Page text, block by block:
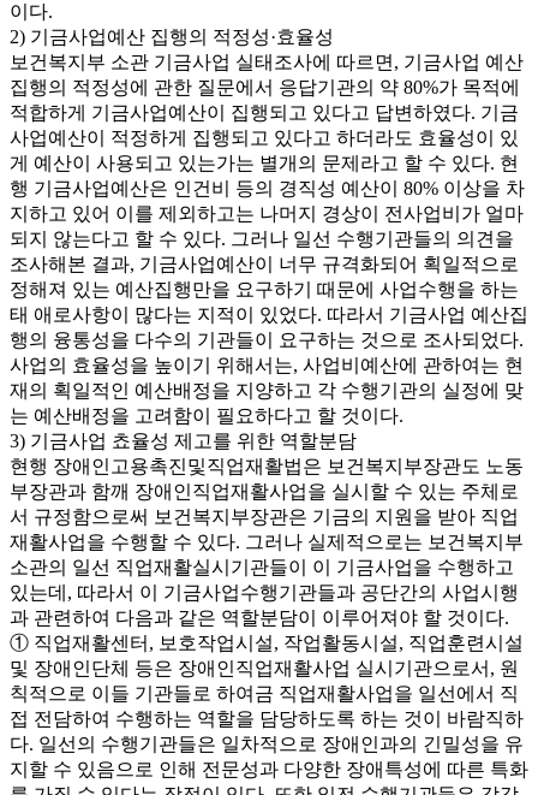
이다.
2) 기금사업예산 집행의 적정성·효율성
보건복지부 소관 기금사업 실태조사에 따르면, 기금사업 예산
집행의 적정성에 관한 질문에서 응답기관의 약 80%가 목적에
적합하게 기금사업예산이 집행되고 있다고 답변하였다. 기금
사업예산이 적정하게 집행되고 있다고 하더라도 효율성이 있
게 예산이 사용되고 있는가는 별개의 문제라고 할 수 있다. 현
행 기금사업예산은 인건비 등의 경직성 예산이 80% 이상을 차
지하고 있어 이를 제외하고는 나머지 경상이 전사업비가 얼마
되지 않는다고 할 수 있다. 그러나 일선 수행기관들의 의견을
조사해본 결과, 기금사업예산이 너무 규격화되어 획일적으로
정해져 있는 예산집행만을 요구하기 때문에 사업수행을 하는
태 애로사항이 많다는 지적이 있었다. 따라서 기금사업 예산집
행의 융통성을 다수의 기관들이 요구하는 것으로 조사되었다.
사업의 효율성을 높이기 위해서는, 사업비예산에 관하여는 현
재의 획일적인 예산배정을 지양하고 각 수행기관의 실정에 맞
는 예산배정을 고려함이 필요하다고 할 것이다.
3) 기금사업 쵸율성 제고를 위한 역할분담
현행 장애인고용촉진및직업재활법은 보건복지부장관도 노동
부장관과 함깨 장애인직업재활사업을 실시할 수 있는 주체로
서 규정함으로써 보건복지부장관은 기금의 지원을 받아 직업
재활사업을 수행할 수 있다. 그러나 실제적으로는 보건복지부
소관의 일선 직업재활실시기관들이 이 기금사업을 수행하고
있는데, 따라서 이 기금사업수행기관들과 공단간의 사업시행
과 관련하여 다음과 같은 역할분담이 이루어져야 할 것이다.
① 직업재활센터, 보호작업시설, 작업활동시설, 직업훈련시설
및 장애인단체 등은 장애인직업재활사업 실시기관으로서, 원
칙적으로 이들 기관들로 하여금 직업재활사업을 일선에서 직
접 전담하여 수행하는 역할을 담당하도록 하는 것이 바람직하
다. 일선의 수행기관들은 일차적으로 장애인과의 긴밀성을 유
지할 수 있음으로 인해 전문성과 다양한 장애특성에 따른 특화